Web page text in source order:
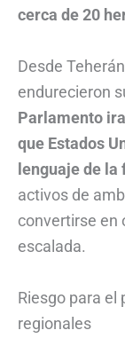
cerca de 20
Desde
endurecieron
Parlamento
que Estados
lenguaje de la
activos de
convertirse en
escalada.
Riesgo para el
regionales